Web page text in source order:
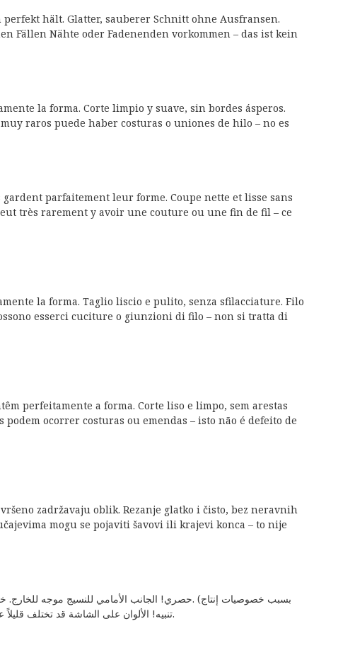
hält. Glatter, sauberer Schnitt ohne Ausfransen.
Fällen Nähte oder Fadenenden vorkommen – das ist kein
la forma. Corte limpio y suave, sin bordes ásperos.
raros puede haber costuras o uniones de hilo – no es
parfaitement leur forme. Coupe nette et lisse sans
très rarement y avoir une couture ou une fin de fil – ce
la forma. Taglio liscio e pulito, senza sfilacciature. Filo
esserci cuciture o giunzioni di filo – non si tratta di
perfeitamente a forma. Corte liso e limpo, sem arestas
ocorrer costuras ou emendas – isto não é defeito de
zadržavaju oblik. Rezanje glatko i čisto, bez neravnih
mogu se pojaviti šavovi ili krajevi konca – to nije
حصري! الجانب الأمامي للنسيج موجه للخارج. خامة
خيط التيشرت / t-shirt yarn، قد يحدث في حالات نادرة جدًا وصلات أو نهايات خيط – هذا ليس عيبًا في التصنيع). تنبيه! الألوان على الشاشة قد تختلف قليلاً عن لون الخيط الحقيقي.